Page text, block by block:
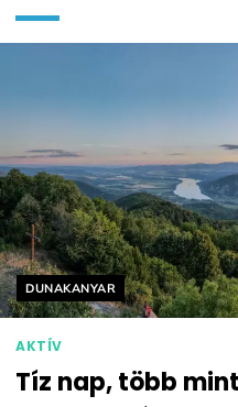
Helyszín címkék:
DUNAKANYAR
AKTÍV
Tíz nap, több